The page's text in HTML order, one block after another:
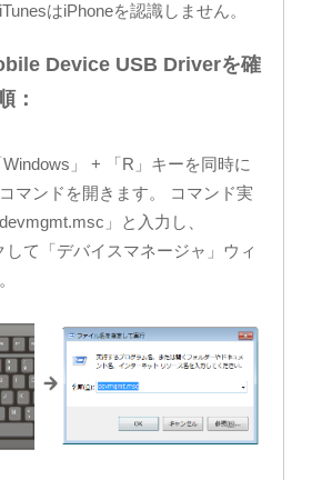
はiPhoneを認識しません。
Device USB Driverを確
：
」 + 「R」キーを同時に
マンドを開きます。 コマンド実
」と入力し、
して「デバイスマネージャ」ウィ